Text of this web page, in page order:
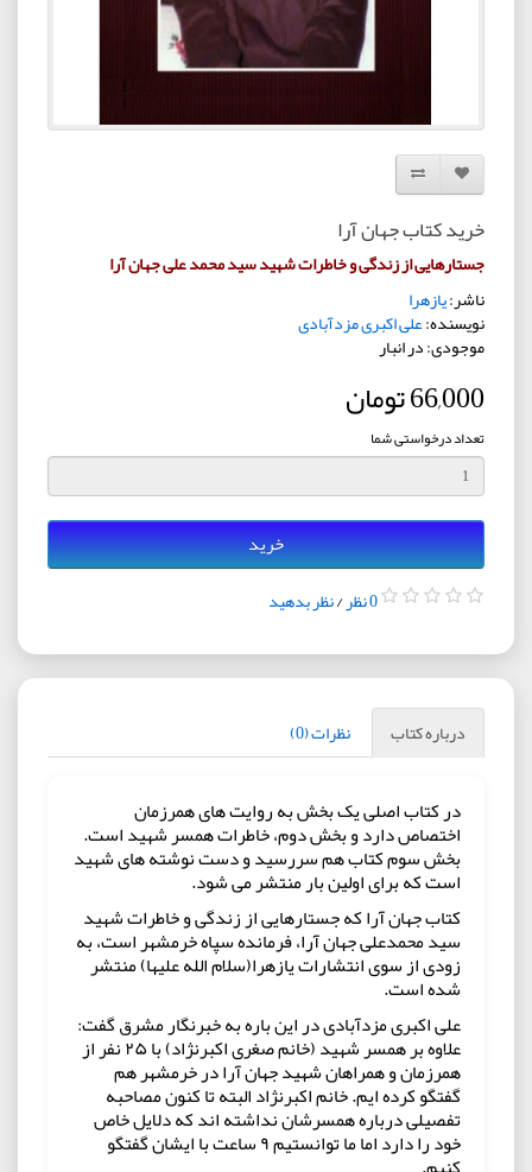
افزودن به لیست دلخواه
مقایسه این محصول
خرید کتاب جهان آرا
جستارهایی از زندگی و خاطرات شهید سید محمد علی جهان آرا
ناشر:یازهرا
نویسنده:علی اکبری مزدآبادی
موجودی: در انبار
66,000 تومان
تعداد درخواستی شما
خرید
0 نظر /نظر بدهید
درباره کتاب نظرات (0)
در کتاب اصلی یک بخش به روایت های همرزمان
اختصاص دارد و بخش دوم، خاطرات همسر شهید است.
بخش سوم کتاب هم سررسید و دست نوشته های شهید
است که برای اولین بار منتشر می شود.
کتاب جهان آرا که جستارهایی از زندگی و خاطرات شهید
سید محمدعلی جهان آرا، فرمانده سپاه خرمشهر است، به
زودی از سوی انتشارات یازهرا(سلام الله علیها) منتشر
شده است.
علی اکبری مزدآبادی در این باره به خبرنگار مشرق گفت:
علاوه بر همسر شهید (خانم صغری اکبرنژاد) با ۲۵ نفر از
همرزمان و همراهان شهید جهان آرا در خرمشهر هم
گفتگو کرده ایم. خانم اکبرنژاد البته تا کنون مصاحبه
تفصیلی درباره همسرشان نداشته اند که دلایل خاص
خود را دارد اما ما توانستیم ۹ ساعت با ایشان گفتگو